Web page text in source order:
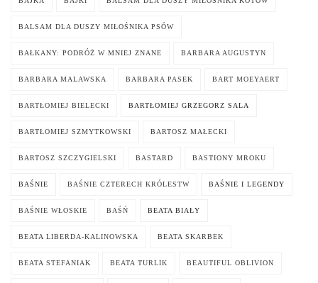
BALSAM DLA DUSZY MIŁOŚNIKA PSÓW
BAŁKANY: PODRÓŻ W MNIEJ ZNANE BARBARA AUGUSTYN
BARBARA MALAWSKA BARBARA PASEK BART MOEYAERT
BARTŁOMIEJ BIELECKI BARTŁOMIEJ GRZEGORZ SALA
BARTŁOMIEJ SZMYTKOWSKI BARTOSZ MAŁECKI
BARTOSZ SZCZYGIELSKI BASTARD BASTIONY MROKU
BAŚNIE BAŚNIE CZTERECH KRÓLESTW BAŚNIE I LEGENDY
BAŚNIE WŁOSKIE BAŚŃ BEATA BIAŁY
BEATA LIBERDA-KALINOWSKA BEATA SKARBEK
BEATA STEFANIAK BEATA TURLIK BEAUTIFUL OBLIVION